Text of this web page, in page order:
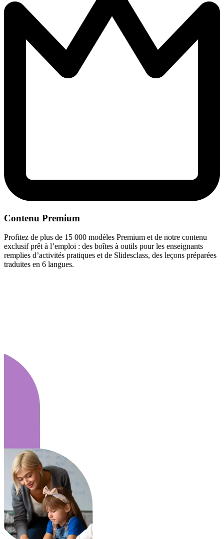
Contenu Premium
Profitez de plus de 15 000 modèles Premium et de notre contenu
exclusif prêt à l’emploi : des boîtes à outils pour les enseignants
remplies d’activités pratiques et de Slidesclass, des leçons préparées
traduites en 6 langues.